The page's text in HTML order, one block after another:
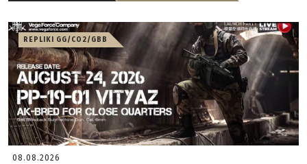
REPLIKI GG/CO2/GBB
08.08.2026